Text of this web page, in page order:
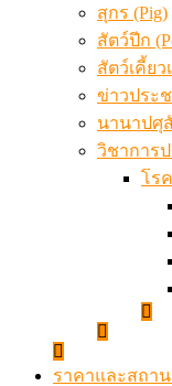
สุกร (Pig)
สัตว์ปีก
สัตว์เคี้ยว
ข่าวประช
นานาปศุสั
วิชาการป
โร
ราคาและสถาน